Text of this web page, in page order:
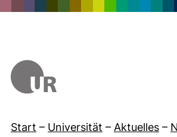
Start – Universität – Aktuelles –